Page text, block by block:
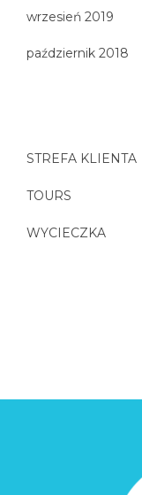
wrzesień 2019
październik 2018
STREFA KLIENTA
TOURS
WYCIECZKA